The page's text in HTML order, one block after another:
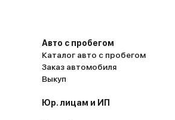
Авто с пробегом
Каталог авто с пробегом
Заказ автомобиля
Выкуп
Юр. лицам и ИП